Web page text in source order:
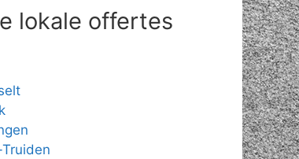
lokale offertes